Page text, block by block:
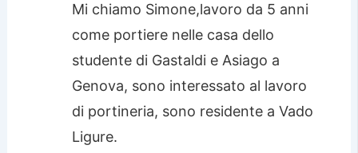
Mi chiamo Simone,lavoro da 5 anni
come portiere nelle casa dello
studente di Gastaldi e Asiago a
Genova, sono interessato al lavoro
di portineria, sono residente a Vado
Ligure.